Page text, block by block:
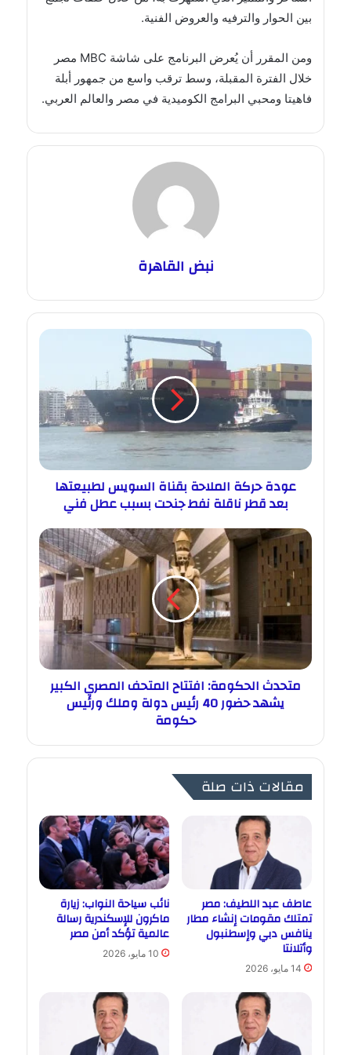
بين الحوار والترفيه والعروض الفنية.
ومن المقرر أن يُعرض البرنامج على شاشة MBC مصر
خلال الفترة المقبلة، وسط ترقب واسع من جمهور أبلة
فاهيتا ومحبي البرامج الكوميدية في مصر والعالم العربي.
نبض القاهرة
عودة حركة الملاحة بقناة السويس لطبيعتها
بعد قطر ناقلة نفط جنحت بسبب عطل فني
متحدث الحكومة: افتتاح المتحف المصري الكبير
يشهد حضور 40 رئيس دولة وملك ورئيس
حكومة
مقالات ذات صلة
عاطف عبد اللطيف: مصر
تمتلك مقومات إنشاء مطار
ينافس دبي وإسطنبول
وأتلانتا
14 مايو، 2026
نائب سياحة النواب: زيارة
ماكرون للإسكندرية رسالة
عالمية تؤكد أمن مصر
10 مايو، 2026